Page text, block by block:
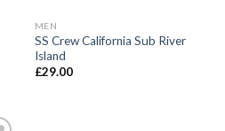
MEN
SS Crew California Sub River
Island
£29.00